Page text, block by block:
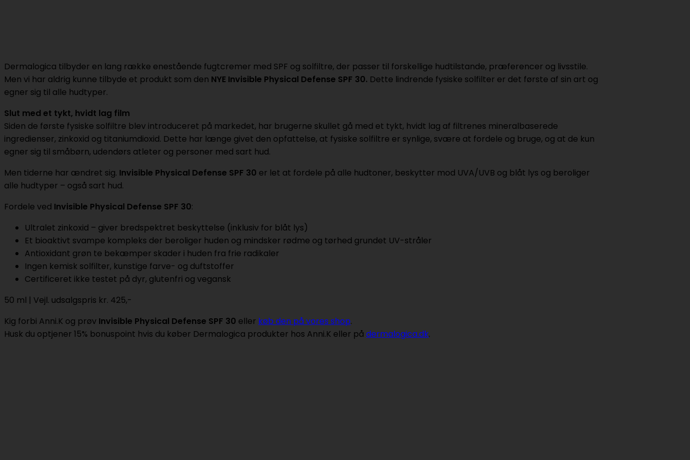
Dermalogica tilbyder en lang række enestående fugtcremer med SPF og solfiltre, der passer til forskellige hudtilstande, præferencer og livsstile.
Men vi har aldrig kunne tilbyde et produkt som den NYE Invisible Physical Defense SPF 30. Dette lindrende fysiske solfilter er det første af sin art og
egner sig til alle hudtyper.
Slut med et tykt, hvidt lag film
Siden de første fysiske solfiltre blev introduceret på markedet, har brugerne skullet gå med et tykt, hvidt lag af filtrenes mineralbaserede
ingredienser, zinkoxid og titaniumdioxid. Dette har længe givet den opfattelse, at fysiske solfiltre er synlige, svære at fordele og bruge, og at de kun
egner sig til småbørn, udendørs atleter og personer med sart hud.
Men tiderne har ændret sig. Invisible Physical Defense SPF 30 er let at fordele på alle hudtoner, beskytter mod UVA/UVB og blåt lys og beroliger
alle hudtyper – også sart hud.
Fordele ved Invisible Physical Defense SPF 30:
Ultralet zinkoxid – giver bredspektret beskyttelse (inklusiv for blåt lys)
Et bioaktivt svampe kompleks der beroliger huden og mindsker rødme og tørhed grundet UV-stråler
Antioxidant grøn te bekæmper skader i huden fra frie radikaler
Ingen kemisk solfilter, kunstige farve- og duftstoffer
Certificeret ikke testet på dyr, glutenfri og vegansk
50 ml | Vejl. udsalgspris kr. 425,-
Kig forbi Anni.K og prøv Invisible Physical Defense SPF 30 eller køb den på vores shop.
Husk du optjener 15% bonuspoint hvis du køber Dermalogica produkter hos Anni.K eller på dermalogica.dk.